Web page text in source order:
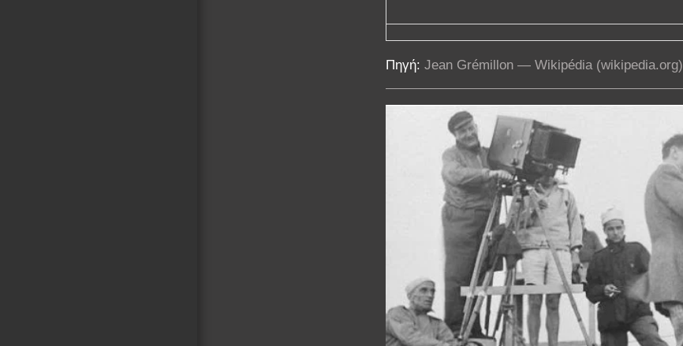
Πηγή: Jean Grémillon — Wikipédia (wikipedia.org)